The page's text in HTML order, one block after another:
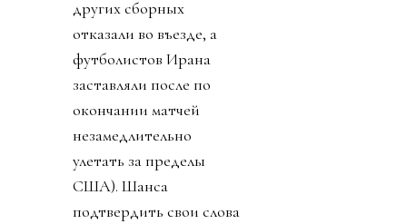
других сборных
отказали во въезде, а
футболистов Ирана
заставляли после по
окончании матчей
незамедлительно
улетать за пределы
США). Шанса
подтвердить свои слова